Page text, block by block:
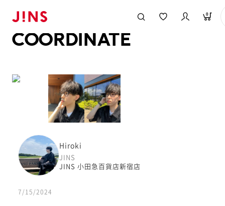
0
COORDINATE
Hiroki
JINS
JINS 小田急百貨店新宿店
7/15/2024